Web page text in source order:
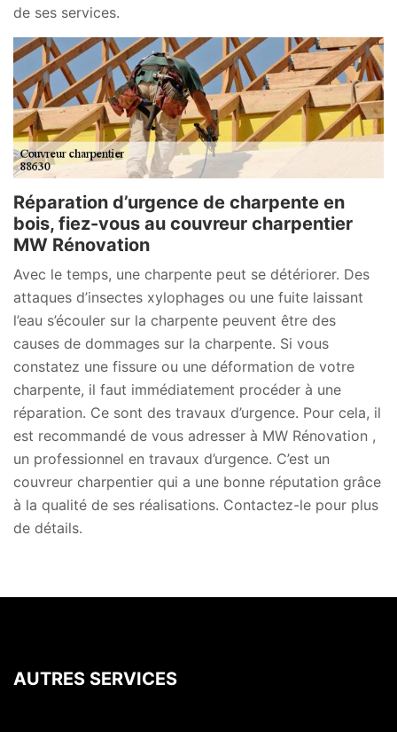
de ses services.
Réparation d’urgence de charpente en
bois, fiez-vous au couvreur charpentier
MW Rénovation
Avec le temps, une charpente peut se détériorer. Des
attaques d’insectes xylophages ou une fuite laissant
l’eau s’écouler sur la charpente peuvent être des
causes de dommages sur la charpente. Si vous
constatez une fissure ou une déformation de votre
charpente, il faut immédiatement procéder à une
réparation. Ce sont des travaux d’urgence. Pour cela, il
est recommandé de vous adresser à MW Rénovation ,
un professionnel en travaux d’urgence. C’est un
couvreur charpentier qui a une bonne réputation grâce
à la qualité de ses réalisations. Contactez-le pour plus
de détails.
AUTRES SERVICES